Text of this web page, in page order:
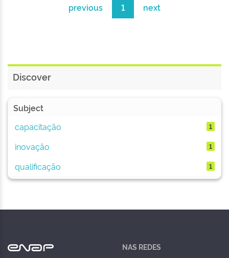
previous 1 next
Discover
Subject
capacitação
1
inovação 1
qualificação 1
NAS REDES